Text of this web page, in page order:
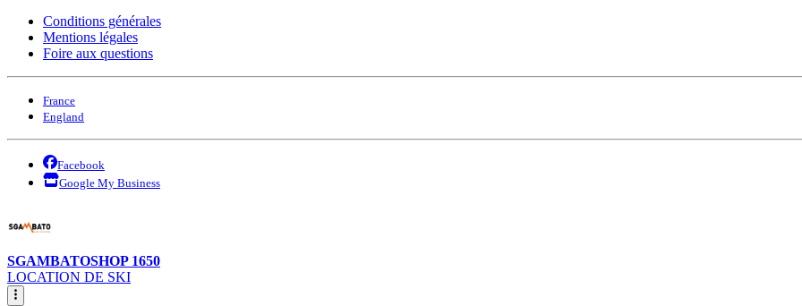
Conditions générales
Mentions légales
Foire aux questions
France
England
Facebook
Google My Business
SGAMBATOSHOP 1650
LOCATION DE SKI